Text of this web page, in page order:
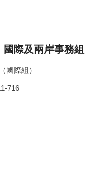
際及兩岸事務組
國際組）
716